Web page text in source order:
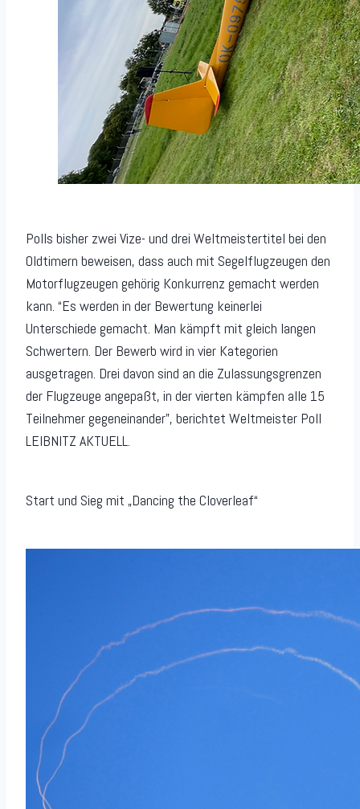
Polls bisher zwei Vize- und drei Weltmeistertitel bei den
Oldtimern beweisen, dass auch mit Segelflugzeugen den
Motorflugzeugen gehörig Konkurrenz gemacht werden
kann. “Es werden in der Bewertung keinerlei
Unterschiede gemacht. Man kämpft mit gleich langen
Schwertern. Der Bewerb wird in vier Kategorien
ausgetragen. Drei davon sind an die Zulassungsgrenzen
der Flugzeuge angepaßt, in der vierten kämpfen alle 15
Teilnehmer gegeneinander”, berichtet Weltmeister Poll
LEIBNITZ AKTUELL.
Start und Sieg mit „Dancing the Cloverleaf“